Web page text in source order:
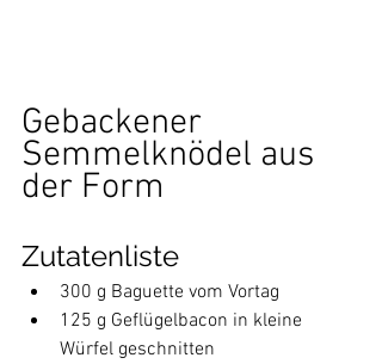
Gebackener
Semmelknödel aus
der Form
Zutatenliste
300 g Baguette vom Vortag
125 g Geflügelbacon in kleine
Würfel geschnitten